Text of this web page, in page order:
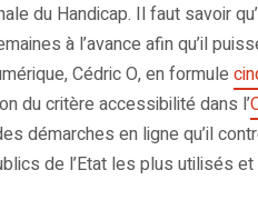
du Handicap. Il faut savoir
à l’avance afin qu’il
Cédric O, en formule
du critère accessibilité dans l’
démarches en ligne qu’il
de l’Etat les plus utilisés